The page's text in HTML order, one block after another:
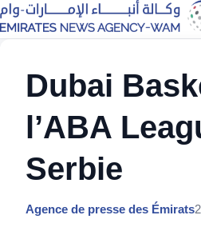
Dubai
l’ABA
Serbie
Agence de presse des Émirats